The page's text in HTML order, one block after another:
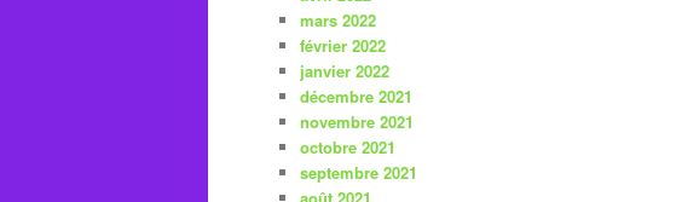
mars 2022
février 2022
janvier 2022
décembre 2021
novembre 2021
octobre 2021
septembre 2021